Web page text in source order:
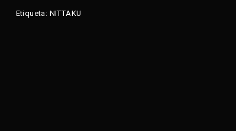
Etiqueta: NITTAKU